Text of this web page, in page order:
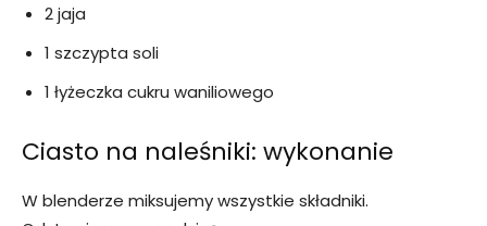
2 jaja
1 szczypta soli
1 łyżeczka cukru waniliowego
Ciasto na naleśniki: wykonanie
W blenderze miksujemy wszystkie składniki.